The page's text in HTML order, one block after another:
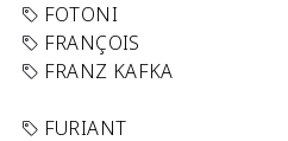
FOTONI
FRANÇOIS
FRANZ KAFKA
FURIANT